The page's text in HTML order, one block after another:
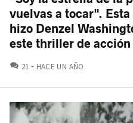
vuelvas a tocar".
hizo Denzel
este thriller de acción
21 COMENTARIOS
HACE UN AÑO